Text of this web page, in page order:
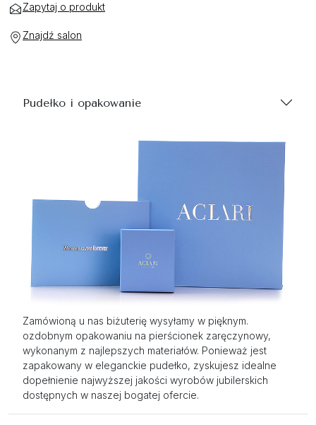
Zapytaj o produkt
Znajdź salon
Pudełko i opakowanie
Zamówioną u nas biżuterię wysyłamy w pięknym.
ozdobnym opakowaniu na pierścionek zaręczynowy,
wykonanym z najlepszych materiałów. Ponieważ jest
zapakowany w eleganckie pudełko, zyskujesz idealne
dopełnienie najwyższej jakości wyrobów jubilerskich
dostępnych w naszej bogatej ofercie.